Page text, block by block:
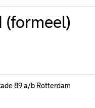
89 a/b Rotterdam